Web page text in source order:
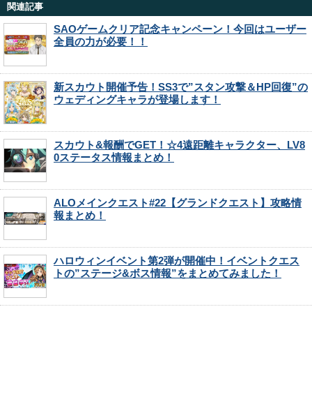
関連記事
SAOゲームクリア記念キャンペーン！今回はユーザー
全員の力が必要！！
新スカウト開催予告！SS3で”スタン攻撃＆HP回復”の
ウェディングキャラが登場します！
スカウト&報酬でGET！☆4遠距離キャラクター、LV8
0ステータス情報まとめ！
ALOメインクエスト#22【グランドクエスト】攻略情
報まとめ！
ハロウィンイベント第2弾が開催中！イベントクエス
トの”ステージ&ボス情報”をまとめてみました！